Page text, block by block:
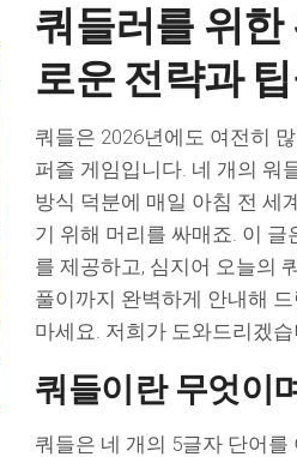
쿼들러를 위한
로운 전략과
쿼들은 2026년에도 여전히
퍼즐 게임입니다. 네 개의 워
방식 덕분에 매일 아침 전 세
기 위해 머리를 싸매죠. 이
를 제공하고, 심지어 오늘의
풀이까지 완벽하게 안내해
마세요. 저희가 도와드리겠습
쿼들이란 무엇이
쿼들은 네 개의 5글자 단어